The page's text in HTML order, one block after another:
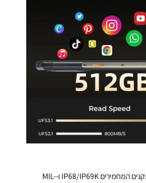
המכשיר עומד בתקנים המחמירים IP68/IP69K ו-MIL-